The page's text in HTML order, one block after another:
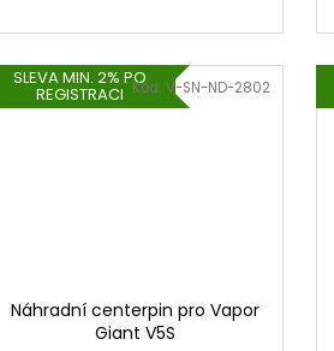
SLEVA MIN. 2% PO
REGISTRACI
Náhradní centerpin pro Vapor
Giant V5S
Kód: V-SN-ND-2802